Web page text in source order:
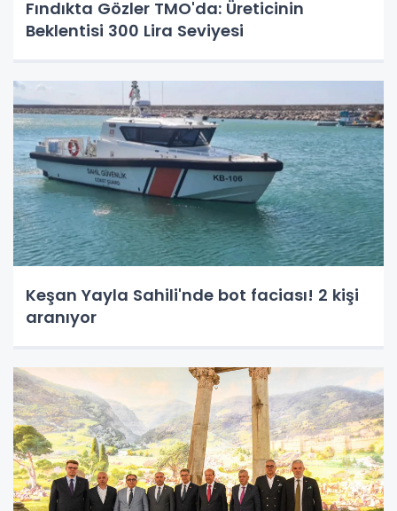
Fındıkta Gözler TMO'da: Üreticinin
Beklentisi 300 Lira Seviyesi
Keşan Yayla Sahili'nde bot faciası! 2 kişi
aranıyor